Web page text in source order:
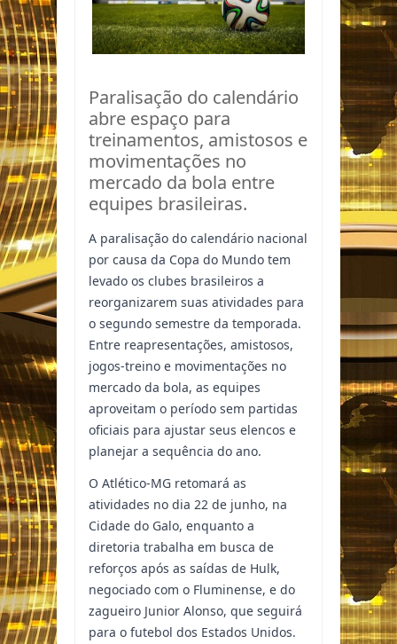
Paralisação do calendário
abre espaço para
treinamentos, amistosos e
movimentações no
mercado da bola entre
equipes brasileiras.
A paralisação do calendário nacional
por causa da Copa do Mundo tem
levado os clubes brasileiros a
reorganizarem suas atividades para
o segundo semestre da temporada.
Entre reapresentações, amistosos,
jogos-treino e movimentações no
mercado da bola, as equipes
aproveitam o período sem partidas
oficiais para ajustar seus elencos e
planejar a sequência do ano.
O Atlético-MG retomará as
atividades no dia 22 de junho, na
Cidade do Galo, enquanto a
diretoria trabalha em busca de
reforços após as saídas de Hulk,
negociado com o Fluminense, e do
zagueiro Junior Alonso, que seguirá
para o futebol dos Estados Unidos.